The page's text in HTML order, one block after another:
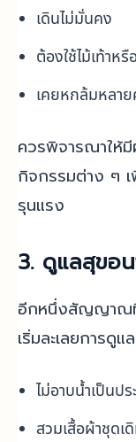
เดินไม่มั่นคง
ต้องใช้ไม้เท้าห
เคยหกล้มหลา
ควรพิจารณาให้มี
กิจกรรมต่าง ๆ เ
รุนแรง
3. ดูแลสุขอ
อีกหนึ่งสัญญาณที่
เริ่มละเลยการดูแ
ไม่อาบน้ำเป็นปร
สวมเสื้อผ้าชุดเ